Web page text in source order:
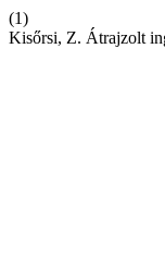
(1)
Kisőrsi, Z. Átrajzolt